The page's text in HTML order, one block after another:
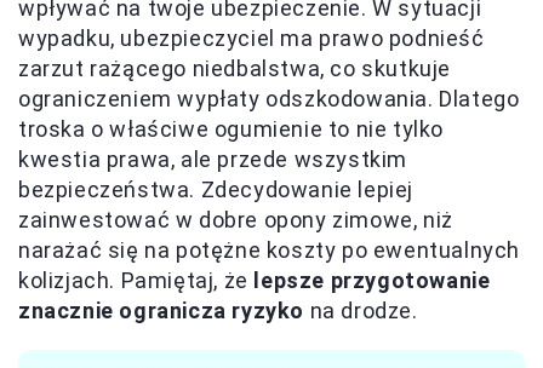
wpływać na twoje ubezpieczenie. W sytuacji
wypadku, ubezpieczyciel ma prawo podnieść
zarzut rażącego niedbalstwa, co skutkuje
ograniczeniem wypłaty odszkodowania. Dlatego
troska o właściwe ogumienie to nie tylko
kwestia prawa, ale przede wszystkim
bezpieczeństwa. Zdecydowanie lepiej
zainwestować w dobre opony zimowe, niż
narażać się na potężne koszty po ewentualnych
kolizjach. Pamiętaj, że lepsze przygotowanie
znacznie ogranicza ryzyko na drodze.